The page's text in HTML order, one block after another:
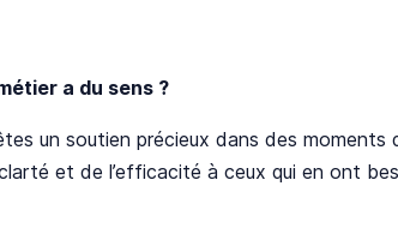
a du sens ?
un soutien précieux dans des moments
et de l’efficacité à ceux qui en ont